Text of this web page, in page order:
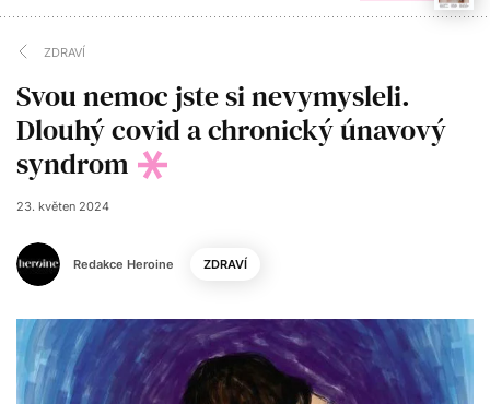
ZDRAVÍ
Svou nemoc jste si nevymysleli.
Dlouhý covid a chronický únavový
syndrom
Redakce Heroine
23. květen 2024
ZDRAVÍ